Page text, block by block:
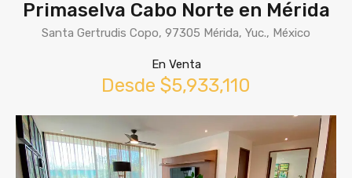
Primaselva Cabo Norte en Mérida
Santa Gertrudis Copo, 97305 Mérida, Yuc., México
En Venta
Desde $5,933,110